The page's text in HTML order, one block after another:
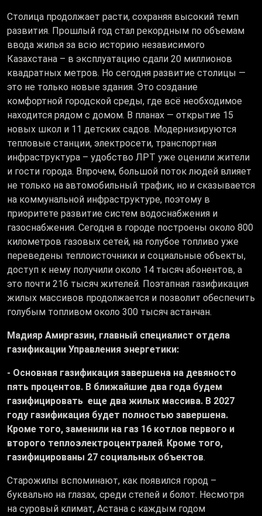
Столица продолжает расти, сохраняя высокий темп
развития. Прошлый год стал рекордным по объемам
ввода жилья за всю историю независимого
Казахстана – в эксплуатацию сдали 20 миллионов
квадратных метров. Но сегодня развитие столицы —
это не только новые здания. Это создание
комфортной городской среды, где всё необходимое
находится рядом с домом. В планах — открытие 15
новых школ и 11 детских садов. Модернизируются
тепловые станции, электросети, транспортная
инфраструктура – удобство ЛРТ уже оценили жители
и гости города. Впрочем, большой поток людей влияет
не только на автомобильный трафик, но и сказывается
на коммунальной инфраструктуре, поэтому в
приоритете развитие систем водоснабжения и
газоснабжения. Сегодня в городе построены около 800
километров газовых сетей, на голубое топливо уже
переведены теплоисточники и социальные объекты,
доступ к нему получили около 14 тысяч абонентов, а
это почти 216 тысяч жителей. Поэтапная газификация
жилых массивов продолжается и позволит обеспечить
голубым топливом около 300 тысяч астанчан.
Мадияр Амиргазин, главный специалист отдела
газификации Управления энергетики:
- Основная газификация завершена на девяносто
пять процентов. В ближайшие два года будем
газифицировать еще два жилых массива. В 2027
году газификация будет полностью завершена.
Кроме того, заменили на газ 16 котлов первого и
второго теплоэлектроцентралей. Кроме того,
газифицированы 27 социальных объектов.
Старожилы вспоминают, как появился город –
буквально на глазах, среди степей и болот. Несмотря
на суровый климат, Астана с каждым годом